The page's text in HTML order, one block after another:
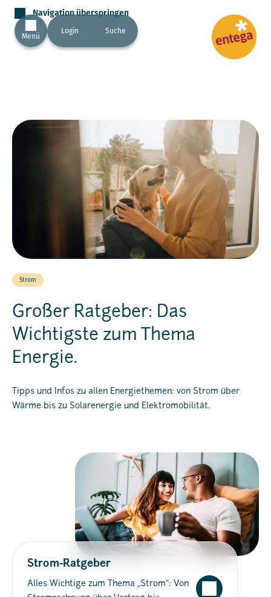
Navigation überspringen
Menü
Login Suche
Strom
Großer Ratgeber: Das
Wichtigste zum Thema
Energie.
Tipps und Infos zu allen Energiethemen: von Strom über
Wärme bis zu Solarenergie und Elektromobilität.
Strom-Ratgeber
Alles Wichtige zum Thema „Strom“: Von